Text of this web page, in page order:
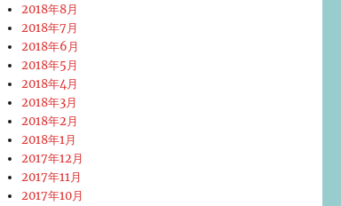
2018年8月
2018年7月
2018年6月
2018年5月
2018年4月
2018年3月
2018年2月
2018年1月
2017年12月
2017年11月
2017年10月